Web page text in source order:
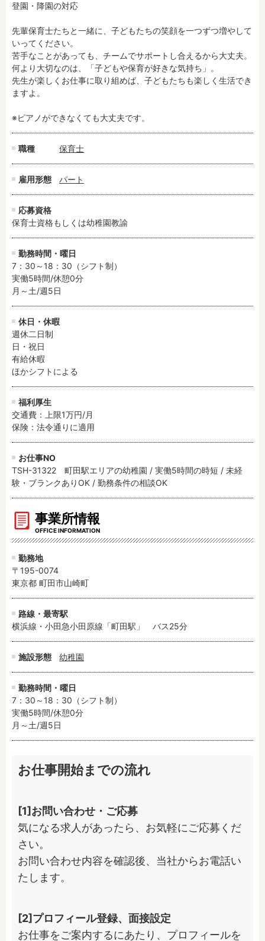
登園・降園の対応
先輩保育士たちと一緒に、子どもたちの笑顔を一つずつ増やして
いってください。
苦手なことがあっても、チームでサポートし合えるから大丈夫。
何より大切なのは、「子どもや保育が好きな気持ち」。
先生が楽しくお仕事に取り組めば、子どもたちも楽しく生活でき
ますよ。
※ピアノができなくても大丈夫です。
職種 保育士
雇用形態 パート
応募資格
保育士資格もしくは幼稚園教諭
勤務時間・曜日
7：30～18：30（シフト制）
実働5時間/休憩0分
月～土/週5日
休日・休暇
週休二日制
日・祝日
有給休暇
ほかシフトによる
福利厚生
交通費：上限1万円/月
保険：法令通りに適用
お仕事NO
TSH-31322 町田駅エリアの幼稚園 / 実働5時間の時短 / 未経
験・ブランクありOK / 勤務条件の相談OK
事業所情報
OFFICE INFORMATION
勤務地
〒195-0074
東京都 町田市山崎町
路線・最寄駅
横浜線・小田急小田原線「町田駅」　バス25分
施設形態 幼稚園
勤務時間・曜日
7：30～18：30（シフト制）
実働5時間/休憩0分
月～土/週5日
お仕事開始までの流れ
[1]お問い合わせ・ご応募
気になる求人があったら、お気軽にご応募くだ
さい。
お問い合わせ内容を確認後、当社からお電話い
たします。
[2]プロフィール登録、面接設定
お仕事をご案内するにあたり、プロフィールを
資格不問
男性保育士
当社スタッフ活躍中
オープニング求人
小規模保育園
社会福祉法人
株式会社
単発保育士として働
月収見込み
フリーワード検索